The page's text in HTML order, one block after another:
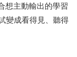
想主動輸出的學習
變成看得見、聽得